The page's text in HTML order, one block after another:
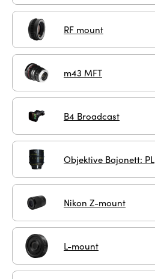
RF mount
m43 MFT
B4 Broadcast
Objektive Bajonett: PL
Nikon Z-mount
L-mount